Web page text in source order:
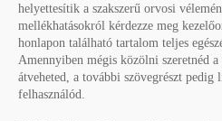
helyettesítik a szakszerű orvosi
mellékhatásokról kérdezze meg
honlapon található tartalom teljes
Amennyiben mégis közölni szeretnéd
átveheted, a további szövegrészt
felhasználód.